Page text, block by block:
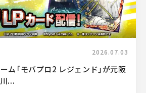
2026.07.03
ム「モバプロ2 レジェンド」が元阪
...